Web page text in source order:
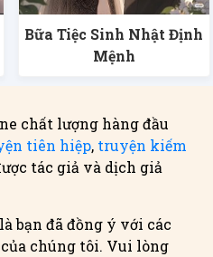
Bữa Tiệc Sinh Nhật Định
Mệnh
chất lượng hàng đầu
tiên hiệp, truyện kiếm
tác giả và dịch giả
bạn đã đồng ý với các
chúng tôi. Vui lòng